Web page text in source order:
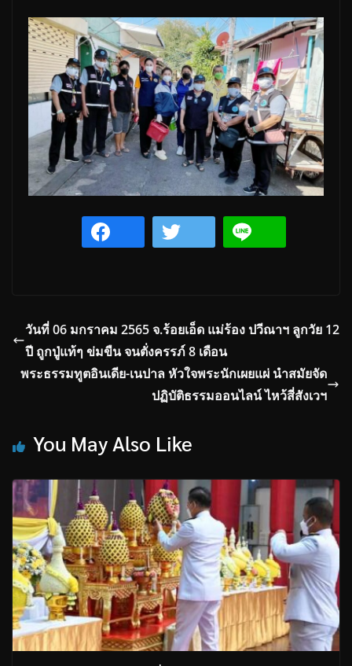
วันที่ 06 มกราคม 2565 จ.ร้อยเอ็ด แม่ร้อง ปวีณาฯ ลูกวัย 12
ปี ถูกปู่แท้ๆ ข่มขืน จนตั่งครรภ์ 8 เดือน
พระธรรมทูตอินเดีย-เนปาล หัวใจพระนักเผยแผ่ นำสมัยจัด
ปฏิบัติธรรมออนไลน์ ไหว้สี่สังเวฯ
You May Also Like